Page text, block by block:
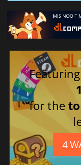
for the
4